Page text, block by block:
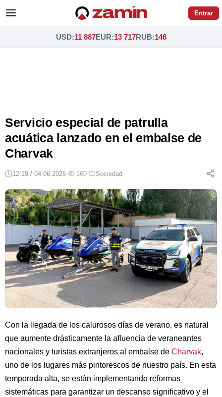
Entrar
USD:11 887EUR:13 717RUB:146
Servicio especial de patrulla
acuática lanzado en el embalse de
Charvak
12:19 / 04.06.2026· 160· Sociedad
Con la llegada de los calurosos días de verano, es natural
que aumente drásticamente la afluencia de veraneantes
nacionales y turistas extranjeros al embalse de Charvak,
uno de los lugares más pintorescos de nuestro país. En esta
temporada alta, se están implementando reformas
sistemáticas para garantizar un descanso significativo y el